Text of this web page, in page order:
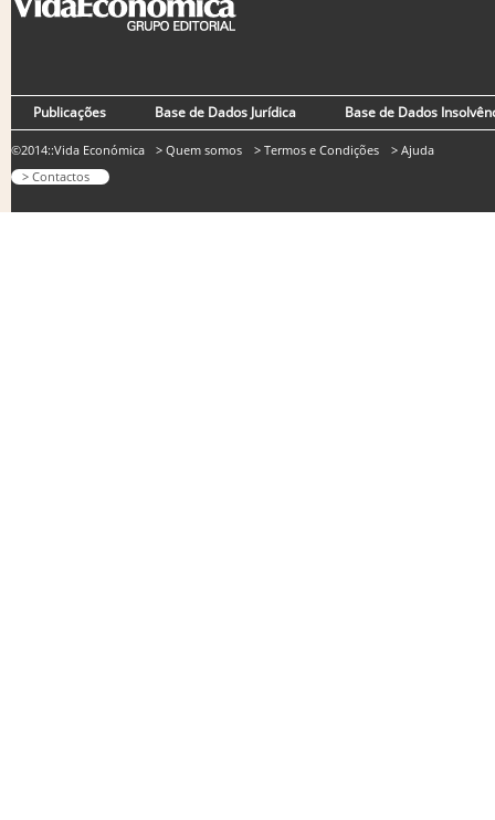
Publicações Base de Dados Jurídica Base de Dados
©2014::Vida Económica
> Contactos
> Quem somos > Termos e Condições > Ajuda